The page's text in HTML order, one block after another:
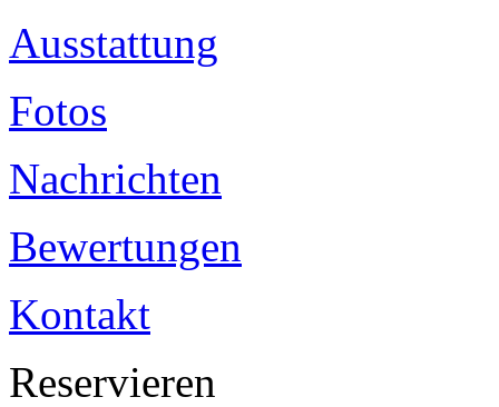
Ausstattung
Fotos
Nachrichten
Bewertungen
Kontakt
Reservieren